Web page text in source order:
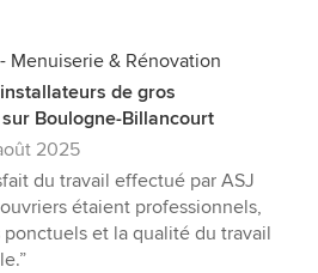
Menuiserie & Rénovation
de gros
Boulogne-Billancourt
2025
du travail effectué par ASJ
étaient professionnels,
et la qualité du travail